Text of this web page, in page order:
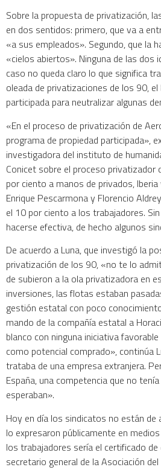
Sobre la propuesta de privatización,
en dos sentidos: primero, que va a
«a sus empleados». Segundo, que la
«cielos abiertos». Ninguna de las dos
caso no queda claro lo que significa
oleada de privatizaciones de los 90,
participada para neutralizar algunas
«En el proceso de privatización de
programa de propiedad participada»,
investigadora del instituto de
Conicet sobre el proceso privatizador
por ciento a manos de privados,
Enrique Pescarmona y Florencio
el 10 por ciento a los trabajadores.
hacerse efectiva, de hecho algunos
De acuerdo a Luna, que investigó la
privatización de los 90, «no te lo
de subieron a la ola privatizadora en
inversiones, las flotas estaban
gestión estatal con poco
mando de la compañía estatal a
blanco con ninguna iniciativa
como potencial comprado», continúa
trataba de una empresa extranjera.
España, una competencia que no
esperaban».
Hoy en día los sindicatos no están
lo expresaron públicamente en
los trabajadores sería el certificado
secretario general de la Asociación